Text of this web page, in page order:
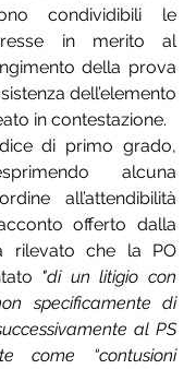
condividibili le
in merito al
della prova
dell’elemento
in contestazione.
di primo grado,
alcuna
all’attendibilità
offerto dalla
rilevato che la PO
"di un litigio con
specificamente di
al PS
come “contusioni